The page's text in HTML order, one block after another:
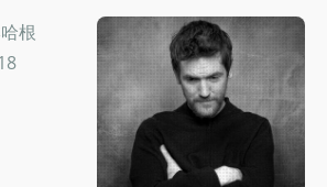
根